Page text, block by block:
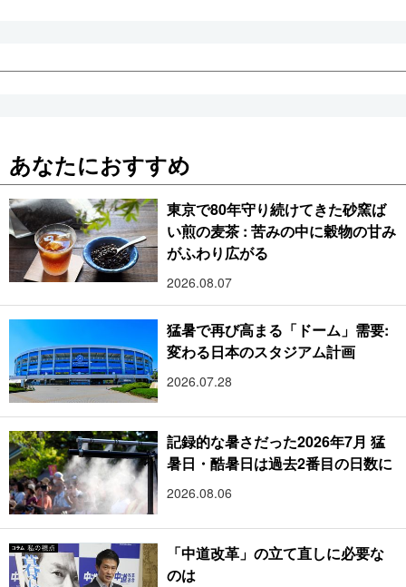
あなたにおすすめ
東京で80年守り続けてきた砂窯ば
い煎の麦茶 : 苦みの中に穀物の甘み
がふわり広がる
2026.08.07
猛暑で再び高まる「ドーム」需要:
変わる日本のスタジアム計画
2026.07.28
記録的な暑さだった2026年7月 猛
暑日・酷暑日は過去2番目の日数に
2026.08.06
「中道改革」の立て直しに必要な
のは